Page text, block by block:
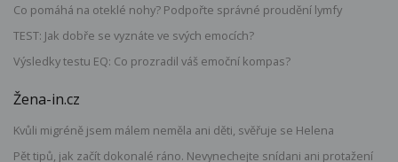
Co pomáhá na oteklé nohy? Podpořte správné proudění lymfy
TEST: Jak dobře se vyznáte ve svých emocích?
Výsledky testu EQ: Co prozradil váš emoční kompas?
Žena-in.cz
Kvůli migréně jsem málem neměla ani děti, svěřuje se Helena
Pět tipů, jak začít dokonalé ráno. Nevynechejte snídani ani protažení